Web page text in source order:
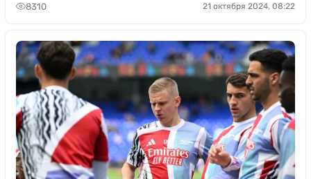
8310 21 октября 2024, 08:22